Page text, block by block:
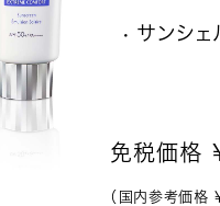
サンシ
免税価格
（国内参考価格